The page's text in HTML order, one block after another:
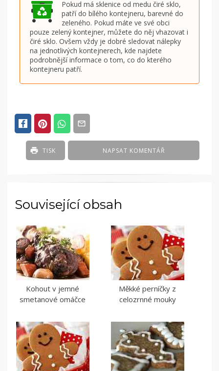
Pokud má sklenice od medu čiré sklo,
patří do bílého kontejneru, barevné do
zeleného. Pokud máte ve své obci
pouze zelený kontejner, můžete do něj vhazovat i
čiré sklo. Ovšem vždy je dobré sledovat nálepky
na jednotlivých kontejnerech, kde najdete
podrobnější informace o tom, co do kterého
kontejneru patří.
NAPSAT KOMENTÁŘ
TISK
Související obsah
Kohout v jemné
smetanové omáčce
Měkké perníčky z
celozrnné mouky